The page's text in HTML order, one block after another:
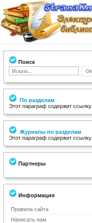
Поиск
По разделам
Этот параграф содержит ссылку.
Журналы по разделам
Этот параграф содержит ссылку.
Партнеры
Информация
Правила сайта
Написать нам